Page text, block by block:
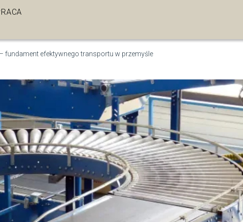
fundament efektywnego transportu w przemyśle